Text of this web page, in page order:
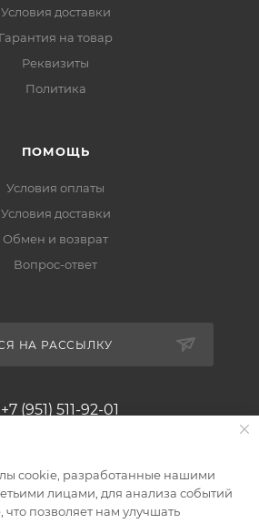
Условия доставки
Гарантия на товар
Реквизиты
Политика
ПОМОЩЬ
Условия оплаты
Условия доставки
Обмен и возврат
Вопрос-ответ
НА РАССЫЛКУ
+7 (951) 511-92-01
склад ТЦ "Альтус"
обл, Аксайский р-н,
Малое Зеленое
cookie, разработанные нашими
лицами, для анализа событий
позволяет нам улучшать